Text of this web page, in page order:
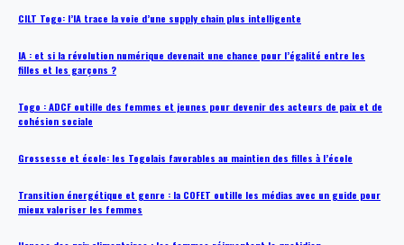
CILT Togo: l’IA trace la voie d’une supply chain plus intelligente
IA : et si la révolution numérique devenait une chance pour l’égalité entre les
filles et les garçons ?
Togo : ADCF outille des femmes et jeunes pour devenir des acteurs de paix et de
cohésion sociale
Grossesse et école: les Togolais favorables au maintien des filles à l’école
Transition énergétique et genre : la COFET outille les médias avec un guide pour
mieux valoriser les femmes